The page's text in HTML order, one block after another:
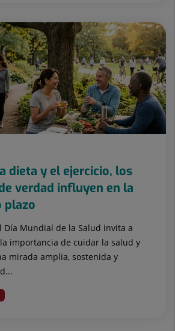
dieta y el ejercicio, los
verdad influyen en la
plazo
Día Mundial de la Salud invita a
importancia de cuidar la salud y
mirada amplia, sostenida y